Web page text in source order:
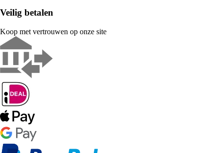
Veilig betalen
Koop met vertrouwen op onze site